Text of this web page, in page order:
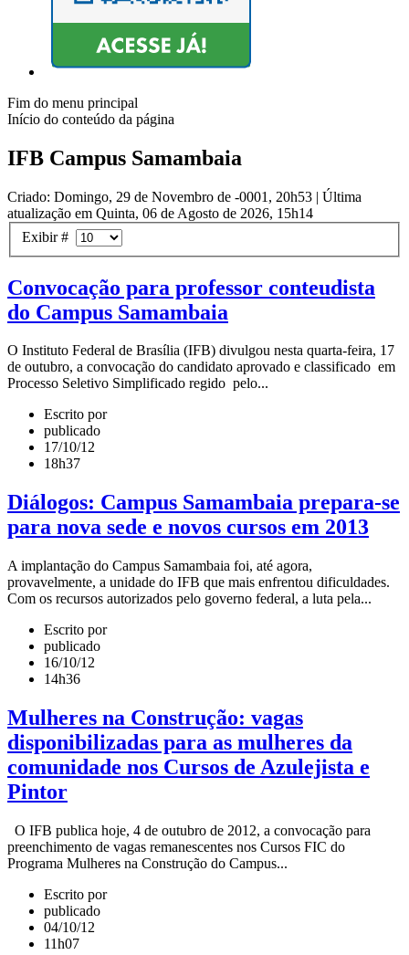
Fim do menu principal
Início do conteúdo da página
IFB Campus Samambaia
Criado: Domingo, 29 de Novembro de -0001, 20h53 | Última
atualização em Quinta, 06 de Agosto de 2026, 15h14
Exibir #
Convocação para professor conteudista
do Campus Samambaia
O Instituto Federal de Brasília (IFB) divulgou nesta quarta-feira, 17
de outubro, a convocação do candidato aprovado e classificado em
Processo Seletivo Simplificado regido pelo...
Escrito por
publicado
17/10/12
18h37
Diálogos: Campus Samambaia prepara-se
para nova sede e novos cursos em 2013
A implantação do Campus Samambaia foi, até agora,
provavelmente, a unidade do IFB que mais enfrentou dificuldades.
Com os recursos autorizados pelo governo federal, a luta pela...
Escrito por
publicado
16/10/12
14h36
Mulheres na Construção: vagas
disponibilizadas para as mulheres da
comunidade nos Cursos de Azulejista e
Pintor
O IFB publica hoje, 4 de outubro de 2012, a convocação para
preenchimento de vagas remanescentes nos Cursos FIC do
Programa Mulheres na Construção do Campus...
Escrito por
publicado
04/10/12
11h07